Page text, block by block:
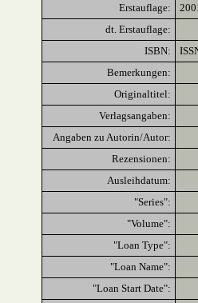
Erstauflage:
dt. Erstauflage:
ISBN:
Bemerkungen:
Originaltitel:
Verlagsangaben:
Angaben zu Autorin/Autor:
Rezensionen:
Ausleihdatum:
"Series":
"Volume":
"Loan Type":
"Loan Name":
"Loan Start Date":